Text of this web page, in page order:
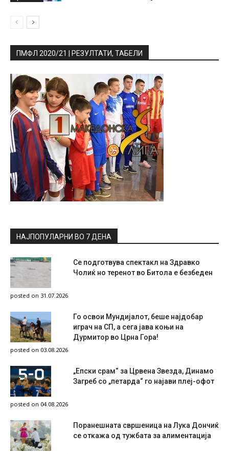
ПМФЛ 2020/21 | РЕЗУЛТАТИ, ТАБЕЛИ
НАЈПОПУЛАРНИ ВО 7 ДЕНА
Се подготвува спектакл на Здравко
Чолиќ но теренот во Битола е безбеден
posted on 31.07.2026
Го освои Мундијалот, беше најдобар
играч на СП, а сега јава коњи на
Дурмитор во Црна Гора!
posted on 03.08.2026
„Епски срам“ за Црвена Звезда, Динамо
Загреб со „петарда“ го најави плеј-офот
posted on 04.08.2026
Поранешната свршеница на Лука Дончиќ
се откажа од тужбата за алиментација